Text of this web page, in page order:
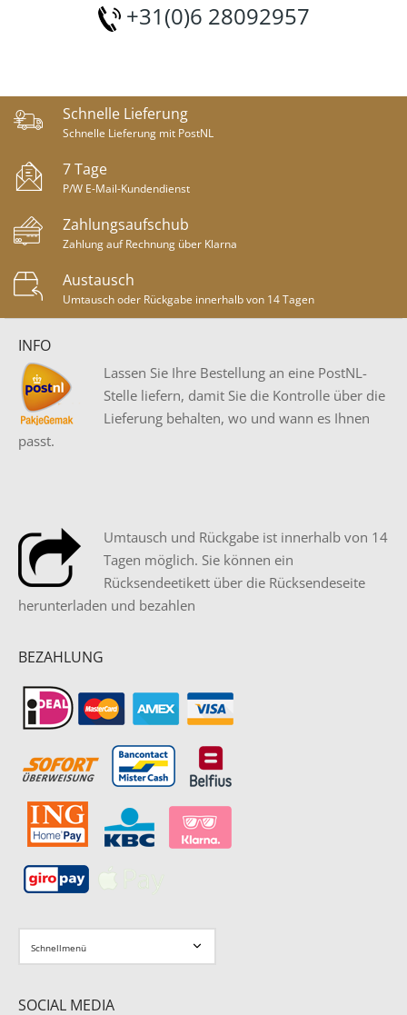
+31(0)6 28092957
Schnelle Lieferung
Schnelle Lieferung mit PostNL
7 Tage
P/W E-Mail-Kundendienst
Zahlungsaufschub
Zahlung auf Rechnung über Klarna
Austausch
Umtausch oder Rückgabe innerhalb von 14 Tagen
INFO
Lassen Sie Ihre Bestellung an eine PostNL-
Stelle liefern, damit Sie die Kontrolle über die
Lieferung behalten, wo und wann es Ihnen
passt.
Umtausch und Rückgabe ist innerhalb von 14
Tagen möglich. Sie können ein
Rücksendeetikett über die Rücksendeseite
herunterladen und bezahlen
BEZAHLUNG
SOCIAL MEDIA